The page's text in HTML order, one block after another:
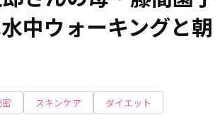
中ウォーキングと朝
スキンケア ダイエット